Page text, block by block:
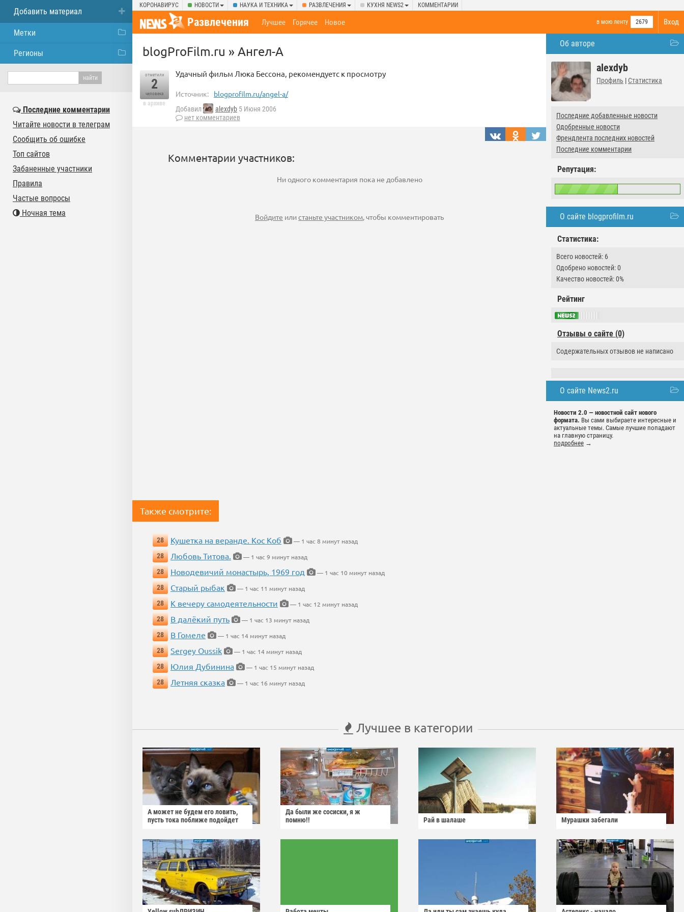
КОРОНАВИРУС НОВОСТИ НАУКА И ТЕХНИКА РАЗВЛЕЧЕНИЯ КУХНЯ NEWS2 КОММЕНТАРИИ
Вход
Развлечения в мою ленту 2679
Лучшее Горячее Новое
Об авторе
alexdyb
Профиль | Статистика
Последние добавленные новости
Одобренные новости
Френдлента последних новостей
Последние комментарии
Репутация:
О сайте blogprofilm.ru
Статистика:
Всего новостей: 6
Одобрено новостей: 0
Качество новостей: 0%
Рейтинг
Отзывы о сайте (0)
Содержательных отзывов не написано
О сайте News2.ru
Новости 2.0 — новостной сайт нового
формата. Вы сами выбираете интересные и
актуальные темы. Самые лучшие попадают
на главную страницу.
подробнее →
blogProFilm.ru » Ангел-А
отметили
2
человека
в архиве
Удачный фильм Люка Бессона, рекомендуетс к просмотру
Источник: blogprofilm.ru/angel-a/
Добавил alexdyb 5 Июня 2006
нет комментариев
Комментарии участников:
Ни одного комментария пока не добавлено
Войдите илистаньте участником, чтобы комментировать
Также смотрите:
28 Кушетка на веранде. Кос Коб
— 1 час 8 минут назад
28
Любовь Титова.
— 1 час 9 минут назад
28
Новодевичий монастырь, 1969 год
— 1 час 10 минут назад
28
Старый рыбак
— 1 час 11 минут назад
28
К вечеру самодеятельности
— 1 час 12 минут назад
28
В далёкий путь
— 1 час 13 минут назад
28
В Гомеле
— 1 час 14 минут назад
28
Sergey Oussik
— 1 час 14 минут назад
28
Юлия Дубинина
— 1 час 15 минут назад
28
Летняя сказка — 1 час 16 минут назад
Лучшее в категории
А может не будем его ловить,
пусть тока поближе подойдет
Да были же сосиски, я ж
помню!!
Рай в шалаше Мурашки забегали
Добавить материал
Метки
Регионы
Последние комментарии
Читайте новости в телеграм
Сообщить об ошибке
Топ сайтов
Забаненные участники
Правила
Частые вопросы
Ночная тема